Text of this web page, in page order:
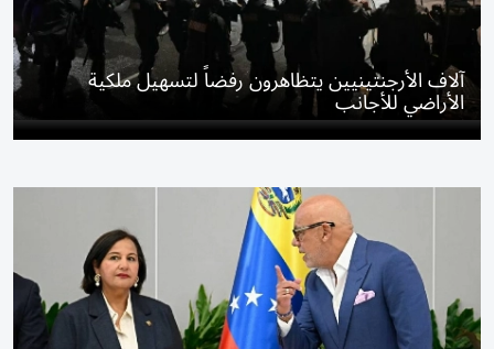
آلاف الأرجنتينيين يتظاهرون رفضاً لتسهيل ملكية
الأراضي للأجانب